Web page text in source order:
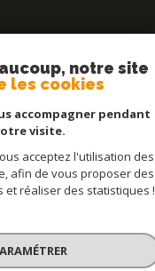
notre site
les cookies
accompagner pendant
visite.
acceptez l'utilisation des
afin de vous proposer des
et réaliser des statistiques !